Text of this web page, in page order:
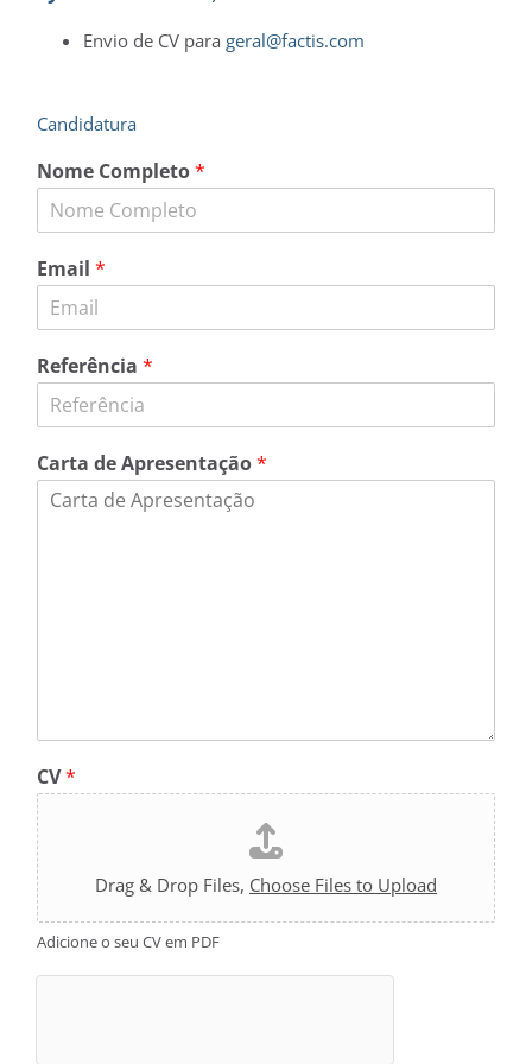
Envio de CV para geral@factis.com
Candidatura
Nome Completo*
Email *
Referência *
Carta de Apresentação*
A
p
r
e
s
e
n
t
a
ç
CV*
Drag & Drop Files, Choose Files to Upload
Adicione o seu CV em PDF